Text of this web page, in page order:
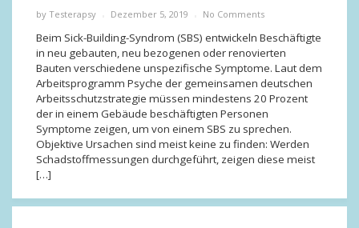
by Testerapsy Dezember 5, 2019 No Comments
Beim Sick-Building-Syndrom (SBS) entwickeln Beschäftigte
in neu gebauten, neu bezogenen oder renovierten
Bauten verschiedene unspezifische Symptome. Laut dem
Arbeitsprogramm Psyche der gemeinsamen deutschen
Arbeitsschutzstrategie müssen mindestens 20 Prozent
der in einem Gebäude beschäftigten Personen
Symptome zeigen, um von einem SBS zu sprechen.
Objektive Ursachen sind meist keine zu finden: Werden
Schadstoffmessungen durchgeführt, zeigen diese meist
[…]